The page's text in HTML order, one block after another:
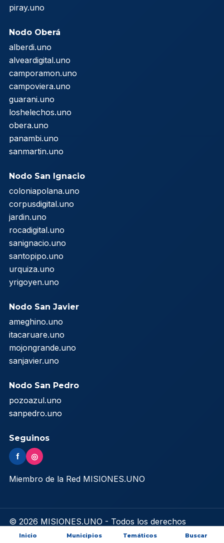
piray.uno
Nodo Oberá
alberdi.uno
alveardigital.uno
camporamon.uno
campoviera.uno
guarani.uno
loshelechos.uno
obera.uno
panambi.uno
sanmartin.uno
Nodo San Ignacio
coloniapolana.uno
corpusdigital.uno
jardin.uno
rocadigital.uno
sanignacio.uno
santopipo.uno
urquiza.uno
yrigoyen.uno
Nodo San Javier
ameghino.uno
itacaruare.uno
mojongrande.uno
sanjavier.uno
Nodo San Pedro
pozoazul.uno
sanpedro.uno
Seguinos
f ◎
Miembro de la Red MISIONES.UNO
© 2026 MISIONES.UNO - Todos los derechos
reservados
Inicio Municipios Temáticos Buscar